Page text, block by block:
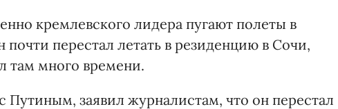
кремлевского лидера пугают полеты в
перестал летать в резиденцию в Сочи,
там много времени.
Путиным, заявил журналистам, что он перестал